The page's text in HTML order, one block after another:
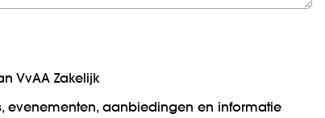
VvAA Zakelijk
aanbiedingen en informatie